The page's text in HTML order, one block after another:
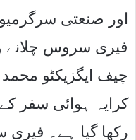
اور صنعتی
فیری سروس چلانے
چیف ایگزیکٹو محمد
رکھا گیا ہے۔